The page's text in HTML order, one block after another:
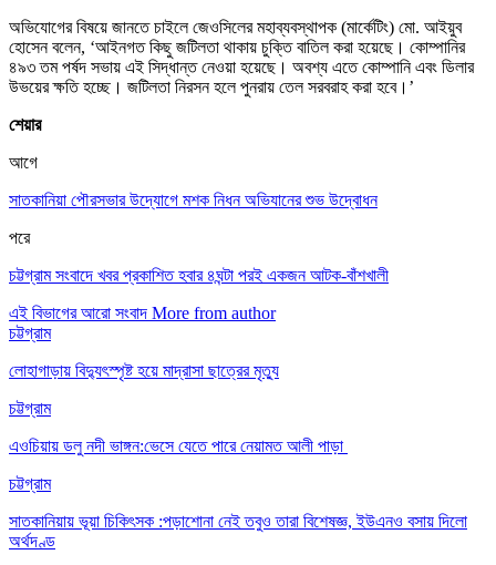
অভিযোগের বিষয়ে জানতে চাইলে জেওসিলের মহাব্যবস্থাপক (মার্কেটিং) মো. আইয়ুব
হোসেন বলেন, ‘আইনগত কিছু জটিলতা থাকায় চুক্তি বাতিল করা হয়েছে। কোম্পানির
৪৯৩ তম পর্ষদ সভায় এই সিদ্ধান্ত নেওয়া হয়েছে। অবশ্য এতে কোম্পানি এবং ডিলার
উভয়ের ক্ষতি হচ্ছে। জটিলতা নিরসন হলে পুনরায় তেল সরবরাহ করা হবে।’
শেয়ার
আগে
সাতকানিয়া পৌরসভার উদ্যোগে মশক নিধন অভিযানের শুভ উদ্বোধন
পরে
চট্টগ্রাম সংবাদে খবর প্রকাশিত হবার ৪ঘন্টা পরই একজন আটক-বাঁশখালী
এই বিভাগের আরো সংবাদ More from author
চট্টগ্রাম
লোহাগাড়ায় বিদ্যুৎস্পৃষ্ট হয়ে মাদ্রাসা ছাত্রের মৃত্যু
চট্টগ্রাম
এওচিয়ায় ডলু নদী ভাঙ্গন:ভেসে যেতে পারে নেয়ামত আলী পাড়া
চট্টগ্রাম
সাতকানিয়ায় ভূয়া চিকিৎসক :পড়াশোনা নেই তবুও তারা বিশেষজ্ঞ, ইউএনও বসায় দিলো
অর্থদণ্ড